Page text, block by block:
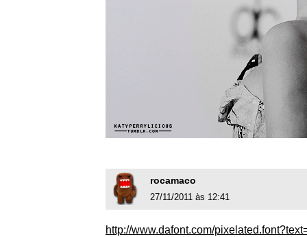
rocamaco
27/11/2011 às 12:41
http://www.dafont.com/